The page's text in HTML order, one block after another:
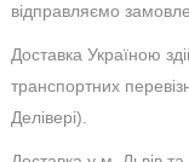
відправляємо
Доставка Україною
транспортних
Делівері).